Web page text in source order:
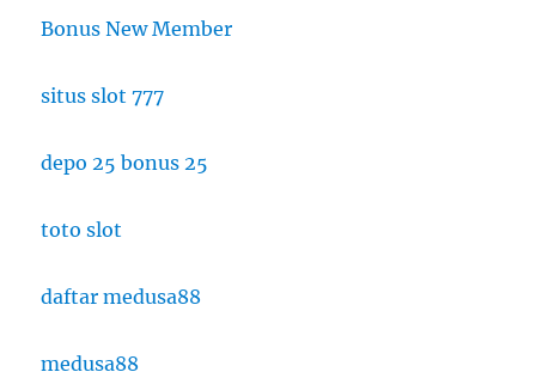
Bonus New Member
situs slot 777
depo 25 bonus 25
toto slot
daftar medusa88
medusa88